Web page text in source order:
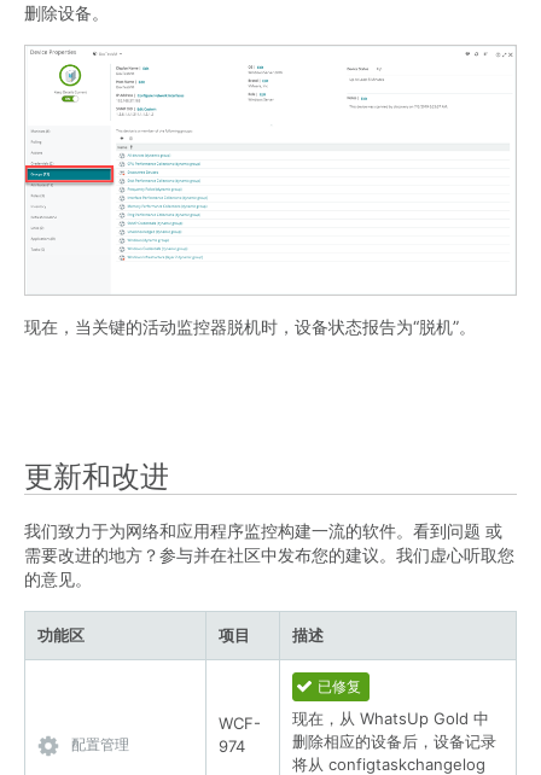
删除设备。
现在，当关键的活动监控器脱机时，设备状态报告为“脱机”。
更新和改进
我们致力于为网络和应用程序监控构建一流的软件。看到问题 或
需要改进的地方？参与并在社区中发布您的建议。我们虚心听取您
的意见。
功能区 项目 描述
配置管理
WCF-
974
已修复
现在，从 WhatsUp Gold 中
删除相应的设备后，设备记录
将从 configtaskchangelog